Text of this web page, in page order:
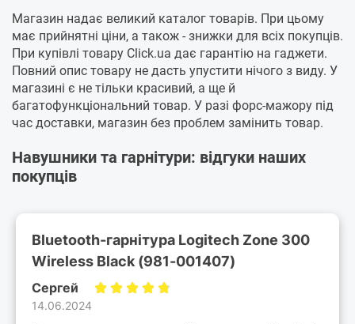
Магазин надає великий каталог товарів. При цьому
має прийнятні ціни, а також - знижки для всіх покупців.
При купівлі товару Click.ua дає гарантію на гаджети.
Повний опис товару не дасть упустити нічого з виду. У
магазині є не тільки красивий, а ще й
багатофункціональний товар. У разі форс-мажору під
час доставки, магазин без проблем замінить товар.
Навушники та гарнітури: відгуки наших
покупців
Bluetooth-гарнітура Logitech Zone 300
Wireless Black (981-001407)
Сергей
14.06.2024